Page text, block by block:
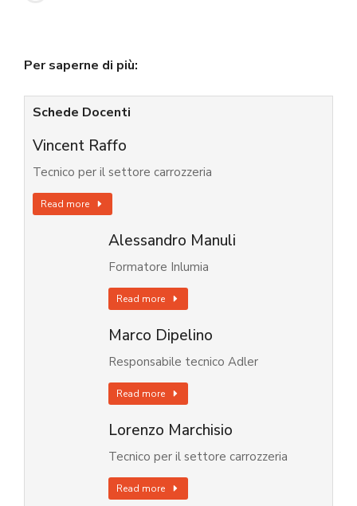
Per saperne di più:
Schede Docenti
Vincent Raffo
Tecnico per il settore carrozzeria
Read more
Alessandro Manuli
Formatore Inlumia
Read more
Marco Dipelino
Responsabile tecnico Adler
Read more
Lorenzo Marchisio
Tecnico per il settore carrozzeria
Read more